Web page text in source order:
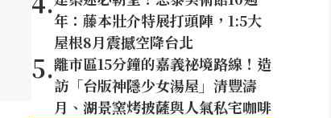
年：藤本壯介特展打頭陣，1:5大
屋根8月震撼空降台北
5.離市區15分鐘的嘉義祕境路線！造
訪「台版神隱少女湯屋」清豐濤
月、湖景窯烤披薩與人氣私宅咖啡